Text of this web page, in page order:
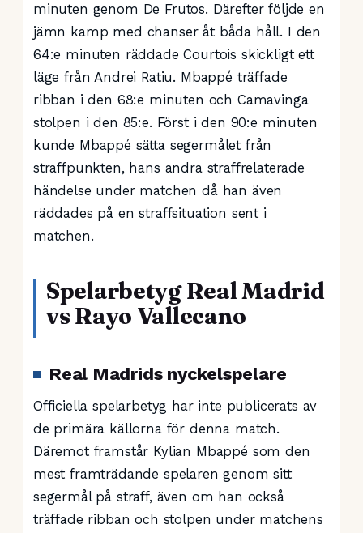
minuten genom De Frutos. Därefter följde en
jämn kamp med chanser åt båda håll. I den
64:e minuten räddade Courtois skickligt ett
läge från Andrei Ratiu. Mbappé träffade
ribban i den 68:e minuten och Camavinga
stolpen i den 85:e. Först i den 90:e minuten
kunde Mbappé sätta segermålet från
straffpunkten, hans andra straffrelaterade
händelse under matchen då han även
räddades på en straffsituation sent i
matchen.
Spelarbetyg Real Madrid
vs Rayo Vallecano
Real Madrids nyckelspelare
Officiella spelarbetyg har inte publicerats av
de primära källorna för denna match.
Däremot framstår Kylian Mbappé som den
mest framträdande spelaren genom sitt
segermål på straff, även om han också
träffade ribban och stolpen under matchens